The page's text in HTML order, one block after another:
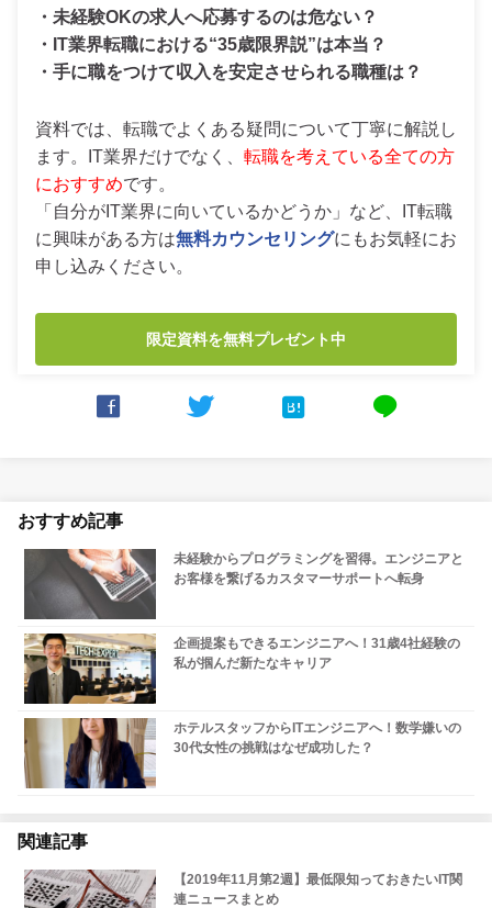
・未経験OKの求人へ応募するのは危ない？
・IT業界転職における“35歳限界説”は本当？
・手に職をつけて収入を安定させられる職種は？
資料では、転職でよくある疑問について丁寧に解説し
ます。IT業界だけでなく、 転職を考えている全ての方
におすすめです。
「自分がIT業界に向いているかどうか」など、IT転職
に興味がある方は無料カウンセリングにもお気軽にお
申し込みください。
限定資料を無料プレゼント中
   line
おすすめ記事
未経験からプログラミングを習得。エンジニアと
お客様を繋げるカスタマーサポートへ転身
企画提案もできるエンジニアへ！31歳4社経験の
私が掴んだ新たなキャリア
ホテルスタッフからITエンジニアへ！数学嫌いの
30代女性の挑戦はなぜ成功した？
関連記事
【2019年11月第2週】最低限知っておきたいIT関
連ニュースまとめ